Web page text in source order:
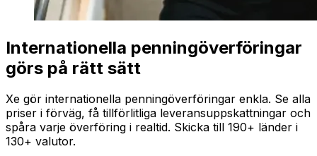
Internationella penningöverföringar
görs på rätt sätt
Xe gör internationella penningöverföringar enkla. Se alla
priser i förväg, få tillförlitliga leveransuppskattningar och
spåra varje överföring i realtid. Skicka till 190+ länder i
130+ valutor.